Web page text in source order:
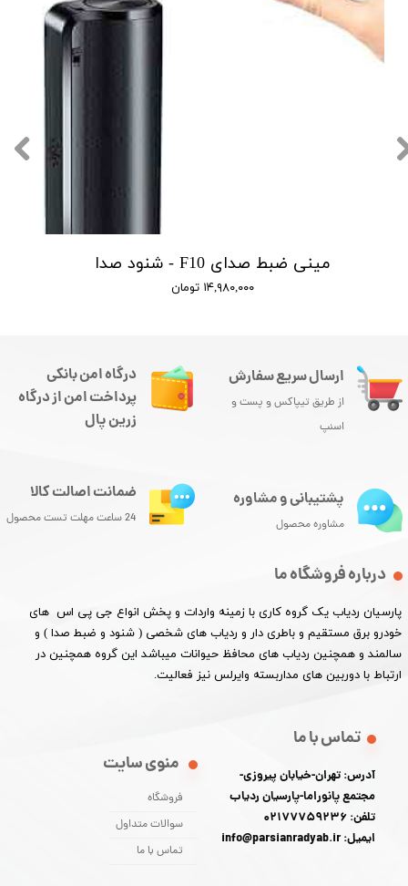
مینی ضبط صدای F10 - شنود صدا
۱۴,۹۸۰,۰۰۰ تومان
ارسال سریع سفارش
از طریق تیپاکس و پست و
اسنپ
درباره فروشگاه ما
پارسیان ردیاب یک گروه کاری با زمینه واردات و پخش انواع جی پی اس های
خودرو برق مستقیم و باطری دار و ردیاب های شخصی ( شنود و ضبط صدا ) و
سالمند و همچنین ردیاب های محافظ حیوانات میباشد این گروه همچنین در
ارتباط با دوربین های مداربسته وایرلس نیز فعالیت.​​​​​​​
منوی سایت
فروشگاه
سوالات متداول
تماس با ما
تماس با ما
آدرس: تهران-خیابان پیروزی-
مجتمع پانوراما-پارسیان ردیاب
تلفن: 02177759236
ایمیل: info@parsianradyab.ir
درگاه امن بانکی
پرداخت امن از درگاه
زرین پال
پشتیبانی و مشاوره
مشاوره محصول
ضمانت اصالت کالا
24 ساعت مهلت تست محصول